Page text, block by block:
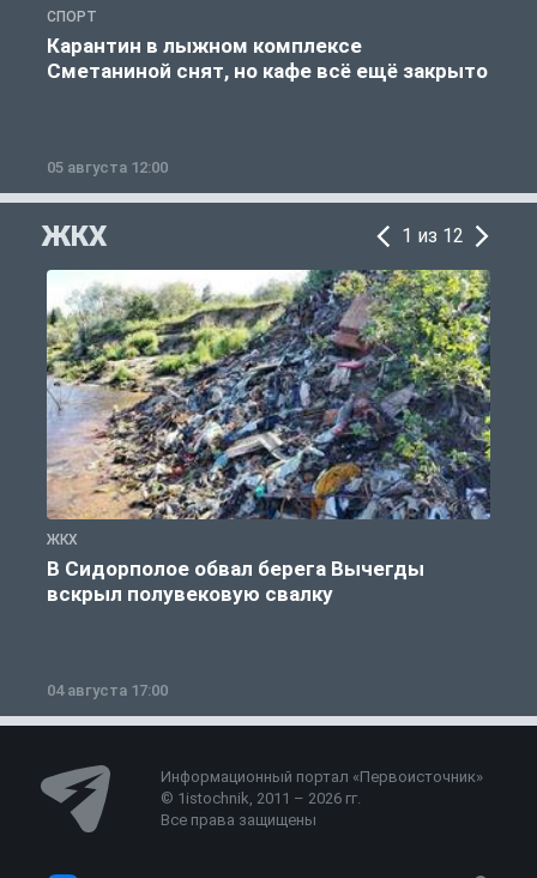
СПОРТ
Карантин в лыжном комплексе
Сметаниной снят, но кафе всё ещё закрыто
05 августа 12:00
ЖКХ 1 из 12
ЖКХ
В Сидорполое обвал берега Вычегды
вскрыл полувековую свалку
04 августа 17:00
Информационный портал «Первоисточник»
© 1istochnik, 2011 – 2026 гг.
Все права защищены